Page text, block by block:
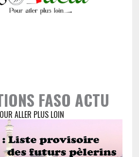
FASO ACTU
ALLER PLUS LOIN